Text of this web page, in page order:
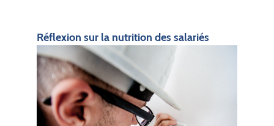
Réflexion sur la nutrition des salariés